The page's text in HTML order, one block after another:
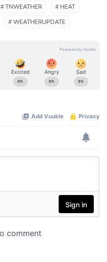
# TNWEATHER
# HEAT
# WEATHERUPDATE